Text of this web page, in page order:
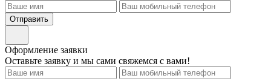
Отправить
Оформление заявки
Оставьте заявку и мы сами свяжемся с вами!